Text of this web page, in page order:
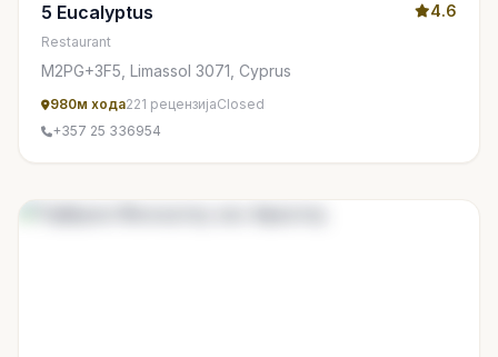
5 Eucalyptus 4.6
Restaurant
M2PG+3F5, Limassol 3071, Cyprus
980м хода221 рецензијаClosed
+357 25 336954